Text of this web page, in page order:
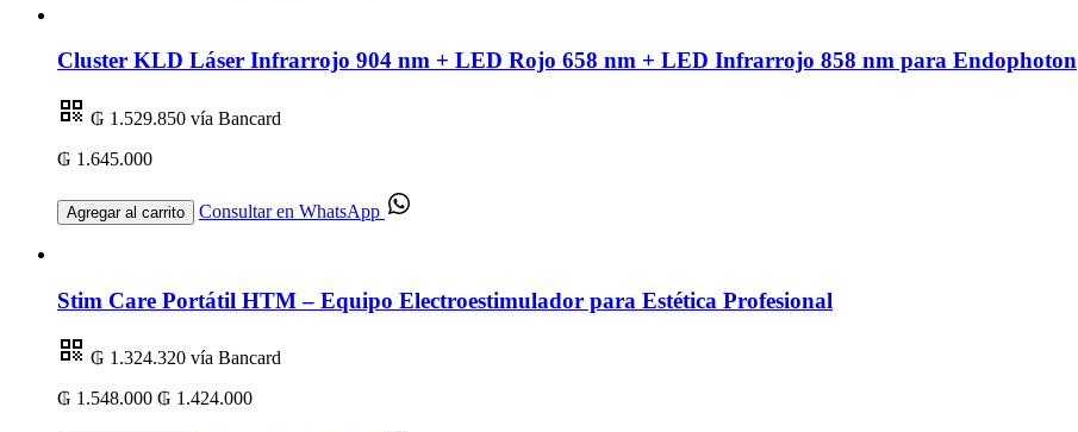
Cluster KLD Láser Infrarrojo 904 nm + LED Rojo 658 nm + LED Infrarrojo 858 nm para Endophoton
₲ 1.529.850 vía Bancard
₲ 1.645.000
Agregar al carrito Consultar en WhatsApp
Stim Care Portátil HTM – Equipo Electroestimulador para Estética Profesional
₲ 1.324.320 vía Bancard
₲ 1.548.000 ₲ 1.424.000